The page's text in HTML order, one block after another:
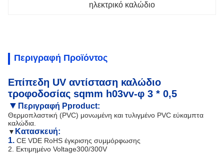
ηλεκτρικό καλώδιο
Περιγραφή Προϊόντος
Επίπεδη UV αντίσταση καλώδιο
τροφοδοσίας sqmm h03vv-φ 3 * 0,5
▼ Περιγραφή Pproduct:
Θερμοπλαστική (PVC) μονωμένη και τυλιγμένο PVC εύκαμπτα
καλώδια.
▼ Κατασκευή:
1. CE VDE RoHS έγκρισης συμμόρφωσης
2. Εκτιμημένο Voltage300/300V